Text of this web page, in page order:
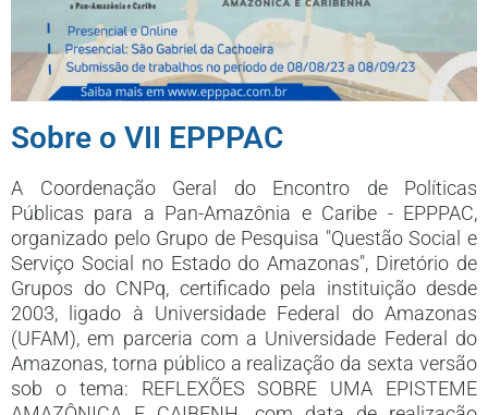
Sobre o VII EPPPAC
A Coordenação Geral do Encontro de Políticas
Públicas para a Pan-Amazônia e Caribe - EPPPAC,
organizado pelo Grupo de Pesquisa "Questão Social e
Serviço Social no Estado do Amazonas", Diretório de
Grupos do CNPq, certificado pela instituição desde
2003, ligado à Universidade Federal do Amazonas
(UFAM), em parceria com a Universidade Federal do
Amazonas, torna público a realização da sexta versão
sob o tema: REFLEXÕES SOBRE UMA EPISTEME